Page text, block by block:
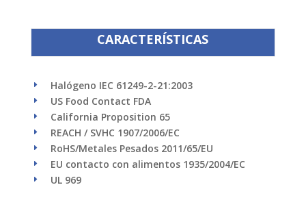
CARACTERÍSTICAS
E Halógeno IEC 61249-2-21:2003
E US Food Contact FDA
E California Proposition 65
E REACH / SVHC 1907/2006/EC
E RoHS/Metales Pesados 2011/65/EU
E EU contacto con alimentos 1935/2004/EC
E UL 969